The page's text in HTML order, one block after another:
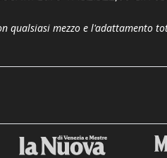
qualsiasi mezzo e l'adattamento